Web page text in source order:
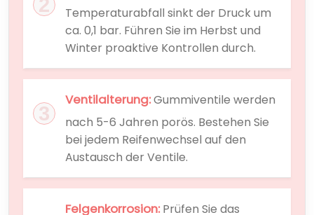
Temperaturabfall sinkt der Druck um
ca. 0,1 bar. Führen Sie im Herbst und
Winter proaktive Kontrollen durch.
Ventilalterung:Gummiventile werden
nach 5-6 Jahren porös. Bestehen Sie
bei jedem Reifenwechsel auf den
Austausch der Ventile.
Felgenkorrosion:Prüfen Sie das